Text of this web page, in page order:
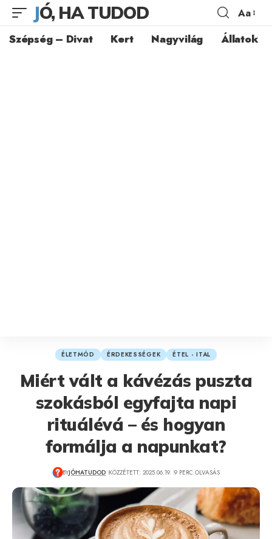
JÓ, HA TUDOD Aa
Szépség – Divat Kert Nagyvilág Állatok
ÉLETMÓD ÉRDEKESSÉGEK ÉTEL - ITAL
Miért vált a kávézás puszta
szokásból egyfajta napi
rituálévá – és hogyan
formálja a napunkat?
BYJÓHATUDOD KÖZZÉTETT: 2025.06.19. 9 PERC OLVASÁS